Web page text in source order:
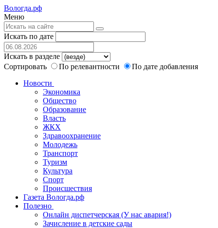
Вологда.рф
Меню
Искать по дате
Искать в разделе
Сортировать
По релевантности
По дате добавления
Новости
Экономика
Общество
Образование
Власть
ЖКХ
Здравоохранение
Молодежь
Транспорт
Туризм
Культура
Спорт
Происшествия
Газета Вологда.рф
Полезно
Онлайн диспетчерская (У нас авария!)
Зачисление в детские сады